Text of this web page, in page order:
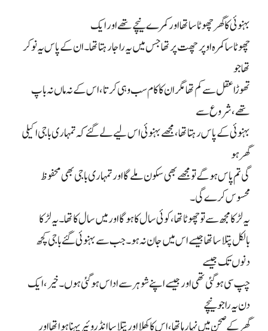
بہنوئی کا گھر چھوٹا سا تھا اور کمرے نیچے تھے اور ایک
چھوٹا سا کمرہ اوپر چھت پر تھا جس میں یہ راجا رہتا تھا۔ ان کے پاس یہ نوکر
تھا جو
تھوڑا عقل سے کم تھا مگر ان کا کام سب وہی کرتا، اس کے نہ ماں نہ باپ
تھے، شروع سے
بہنوئی کے پاس رہتا تھا، مجھے بہنوئی اس لیے لے گئے کہ تمہاری باجی اکیلی
گھر ہو
گی تم پاس ہو گے تو مجھے بھی سکون ملے گا اور تمہاری باجی بھی محفوظ
محسوس کرے گی۔
یہ لڑکا مجھ سے تو چھوٹا تھا، کوئی سال کا ہو گا اور میں سال کا تھا۔ یہ لڑکا
بالکل پتلا سا تھا جیسے اس میں جان نہ ہو۔ جب سے بہنوئی گئے باجی کچھ
دنوں تک جیسے
چپ سی ہو گئی تھی اور جیسے اپنے شوہر سے اداس ہو گئی ہوں۔ خیر، ایک
دن یہ راجو نیچے
گھر کے صحن میں نہا رہا تھا، اس کا کھلا اور پتلا سا انڈروئیر پہنا ہوا تھا اور